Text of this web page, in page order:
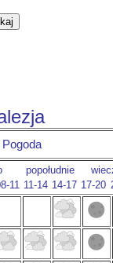
Pogoda
popołudnie
11 11-14 14-17 17-20